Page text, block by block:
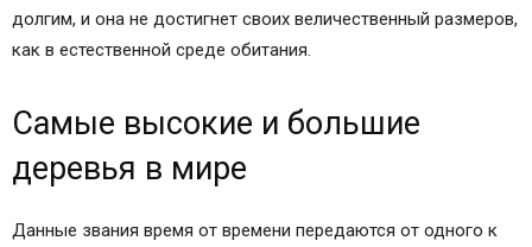
долгим, и она не достигнет своих величественный размеров,
как в естественной среде обитания.
Самые высокие и большие
деревья в мире
Данные звания время от времени передаются от одного к